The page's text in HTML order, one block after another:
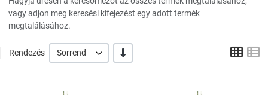
vagy adjon meg keresési kifejezést egy adott termék
megtalálásához.
Rendezés Sorrend -/+ Grid